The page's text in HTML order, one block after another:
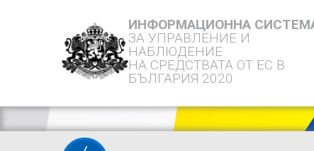
ИНФОРМАЦИОННА
ЗА УПРАВЛЕНИЕ И
НАБЛЮДЕНИЕ
НА СРЕДСТВАТА ОТ ЕС В
БЪЛГАРИЯ 2020